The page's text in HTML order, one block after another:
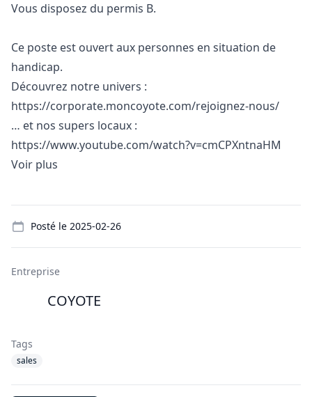
Vous disposez du permis B.
Ce poste est ouvert aux personnes en situation de
handicap.
Découvrez notre univers :
https://corporate.moncoyote.com/rejoignez-nous/
… et nos supers locaux :
https://www.youtube.com/watch?v=cmCPXntnaHM
Voir plus
Posté le 2025-02-26
Entreprise
COYOTE
Tags
sales